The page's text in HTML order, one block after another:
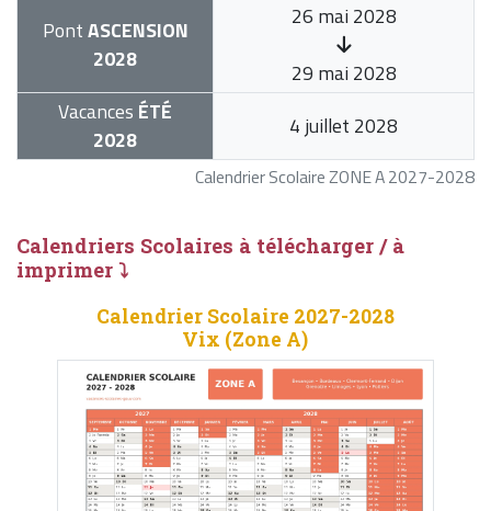
Calendrier Scolaire ZONE A 2027-2028
PontASCENSION
2028
26 mai 2028
29 mai 2028
Vacances ÉTÉ
2028
4 juillet 2028
Calendriers Scolaires à télécharger / à
imprimer ⤵
Calendrier Scolaire 2027-2028
Vix (Zone A)